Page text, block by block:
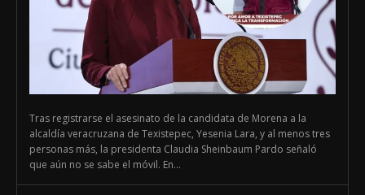
Tras registrarse el asesinato de la candidata de Morena a la
alcaldía veracruzana de Texistepec, Yesenia Lara, y al menos tres
personas más, la presidenta Claudia Sheinbaum Pardo señaló
que aún no se sabe el móvil. En...